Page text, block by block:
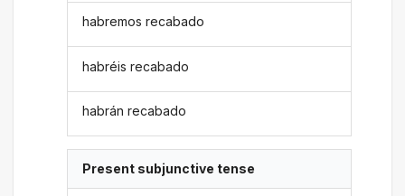
habremos recabado
habréis recabado
habrán recabado
Present subjunctive tense